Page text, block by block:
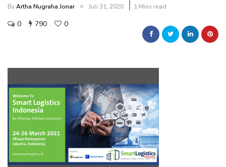
ByArtha Nugraha Jonar Juli 31, 2020 1 Mins read
0 790 0